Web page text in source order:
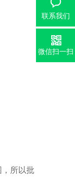
，所以批
联系我们
微信扫一扫